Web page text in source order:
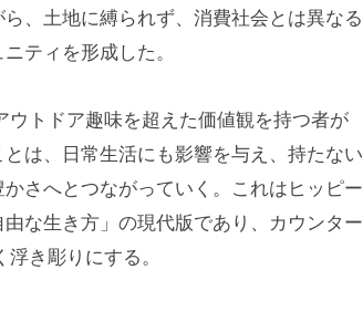
、土地に縛られず、消費社会とは異なる
ティを形成した。
トドア趣味を超えた価値観を持つ者が
は、日常生活にも影響を与え、持たない
さへとつながっていく。これはヒッピー
な生き方」の現代版であり、カウンター
き彫りにする。